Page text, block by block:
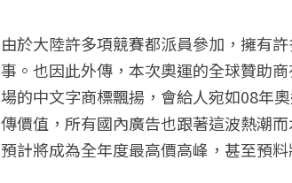
由於大陸許多項競賽都派員參加，擁有
事。也因此外傳，本次奧運的全球贊助
場的中文字商標飄揚，會給人宛如08年
傳價值，所有國內廣告也跟著這波熱潮
預計將成為全年度最高價高峰，甚至預